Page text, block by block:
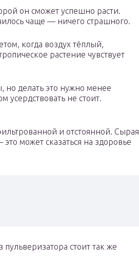
он сможет успешно расти.
чаще — ничего страшного.
когда воздух тёплый,
растение чувствует
делать это нужно менее
усердствовать не стоит.
и отстоянной. Сырая
может сказаться на здоровье
стоит так же